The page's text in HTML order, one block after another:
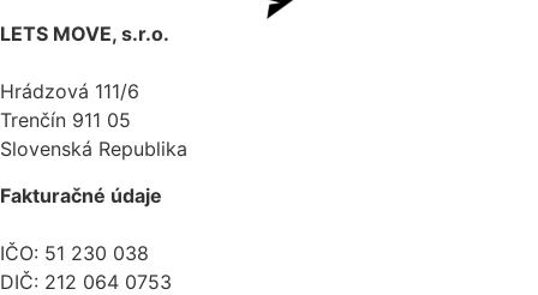
LETS MOVE, s.r.o.
Hrádzová 111/6
Trenčín 911 05
Slovenská Republika
Fakturačné údaje
IČO: 51 230 038
DIČ: 212 064 0753